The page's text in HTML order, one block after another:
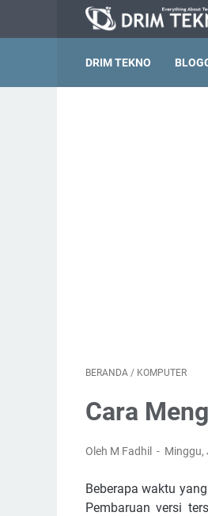
DRIM TEKNO
BERANDA / KOMPUTER
Cara
Oleh M Fadhil Minggu,
Beberapa waktu
Pembaruan versi